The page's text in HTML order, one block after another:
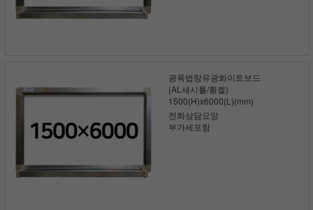
광폭법랑유광화이트보드
(AL새시틀/횡켈)
1500(H)x6000(L)(mm)
전화상담요망
부가세포함